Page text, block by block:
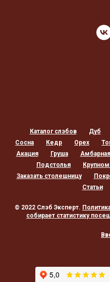
Каталог слэбов Дуб
Сосна
Кедр Орех
Акация
Груша
Подстолья
Заказать столешницу
Статьи
© 2022 Слэб Эксперт.
собирает статистику